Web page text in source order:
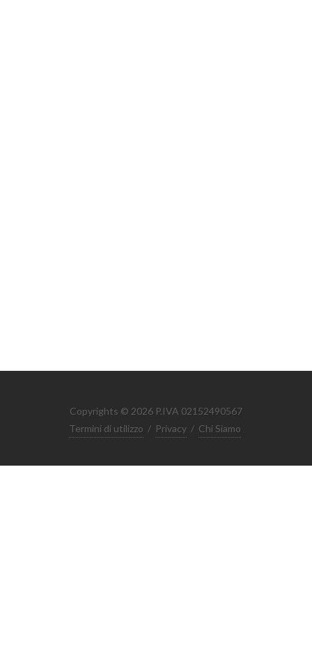
Copyrights © 2026 P.IVA 02152490567
Termini di utilizzo / Privacy / Chi Siamo